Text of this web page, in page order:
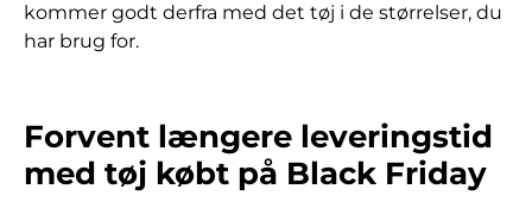
kommer godt derfra med det tøj i de størrelser, du
har brug for.
Forvent længere leveringstid
med tøj købt på Black Friday